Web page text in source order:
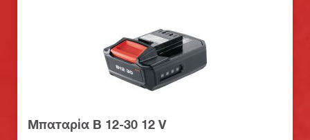
Μπαταρία B 12-30 12 V